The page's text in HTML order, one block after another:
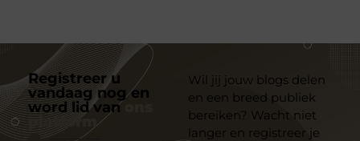
Registreer u
vandaag nog en
word lid van
platform
Wil jij jouw blogs delen
en een breed publiek
bereiken? Wacht niet
langer en registreer je